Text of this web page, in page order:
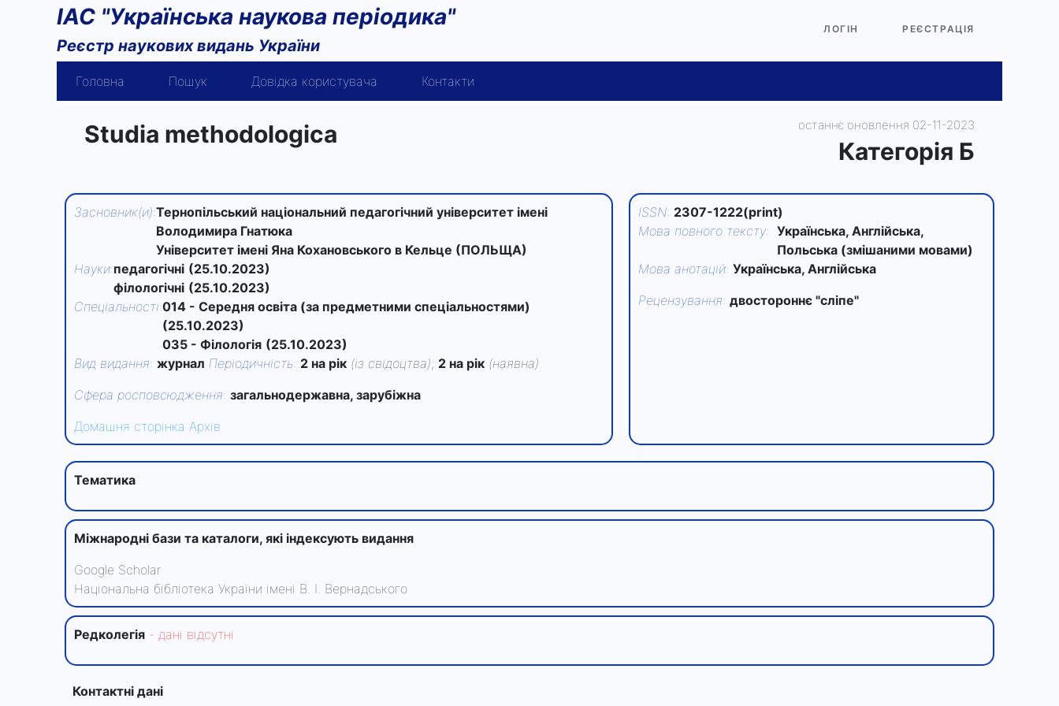
ІАС "Українська наукова періодика"
Реєстр наукових видань України
ЛОГІН РЕЄСТРАЦІЯ
Головна Пошук Довідка користувача Контакти
Studia methodologica останнє оновлення 02-11-2023
Категорiя Б
Засновник(и):Тернопільський національний педагогічний університет імені
Володимира Гнатюка
Університет імені Яна Кохановського в Кельце (ПОЛЬЩА)
Науки:педагогічні (25.10.2023)
філологічні (25.10.2023)
Спеціальності:014 - Середня освіта (за предметними спеціальностями)
(25.10.2023)
035 - Філологія (25.10.2023)
Вид видання: журнал Періодичність: 2 на рік (із свідоцтва); 2 на рік (наявна)
Сфера росповсюдження: загальнодержавна, зарубіжна
Домашня сторінка Архів
ISSN: 2307-1222(print)
Мова повного тексту: Українська, Англійська,
Польська (змішаними мовами)
Мова анотацій: Українська, Англійська
Рецензування: двостороннє "сліпе"
Тематика
Міжнародні бази та каталоги, які індексують видання
Google Scholar
Національна бібліотека України імені В. І. Вернадського
Редколегiя - данi вiдсутнi
Контактні дані